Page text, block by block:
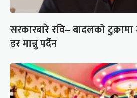
सरकारबारे रवि– बादलको
डर मान्नु पर्दैन